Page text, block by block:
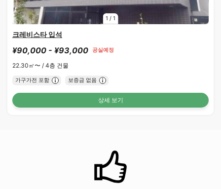
1 / 1
크레비스타 입석
¥90,000 - ¥93,000 공실예정
22.30㎡〜 / 4층 건물
가구가전 포함 보증금 없음
상세 보기